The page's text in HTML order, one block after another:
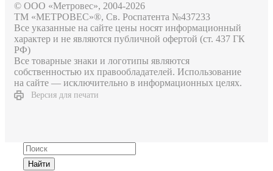
© ООО «Метровес», 2004-2026
ТМ «МЕТРОВЕС»®, Св. Роспатента №4​3​7​2​3​3
Все указанные на сайте цены носят информационный
характер и не являются публичной офертой (ст. 437 ГК
РФ)
Все товарные знаки и логотипы являются
собственностью их правообладателей. Использование
на сайте — исключительно в информационных целях.
Версия для печати
Найти